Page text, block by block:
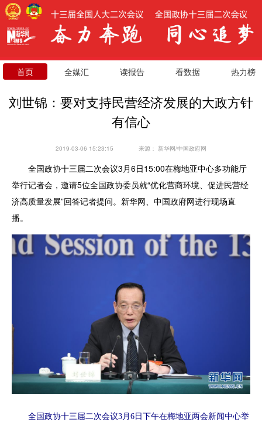
首页 全媒汇 读报告 看数据 热力榜
刘世锦：要对支持民营经济发展的大政方针
有信心
2019-03-06 15:23:15 来源： 新华网/中国政府网
全国政协十三届二次会议3月6日15:00在梅地亚中心多功能厅
举行记者会，邀请5位全国政协委员就“优化营商环境、促进民营经
济高质量发展”回答记者提问。新华网、中国政府网进行现场直
播。
全国政协十三届二次会议3月6日下午在梅地亚两会新闻中心举